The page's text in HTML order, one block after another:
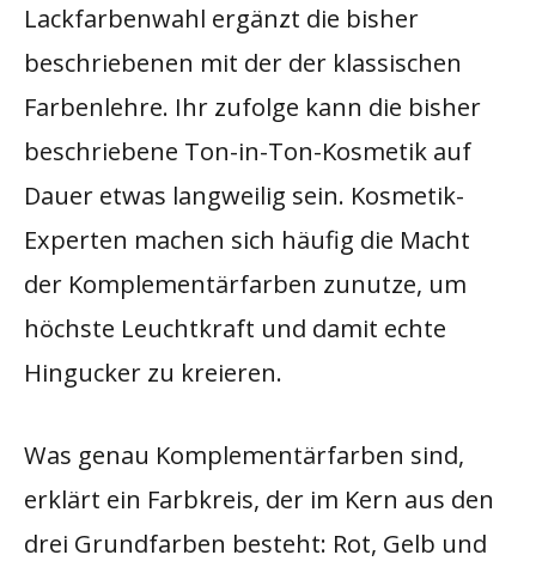
Lackfarbenwahl ergänzt die bisher
beschriebenen mit der der klassischen
Farbenlehre. Ihr zufolge kann die bisher
beschriebene Ton-in-Ton-Kosmetik auf
Dauer etwas langweilig sein. Kosmetik-
Experten machen sich häufig die Macht
der Komplementärfarben zunutze, um
höchste Leuchtkraft und damit echte
Hingucker zu kreieren.
Was genau Komplementärfarben sind,
erklärt ein Farbkreis, der im Kern aus den
drei Grundfarben besteht: Rot, Gelb und